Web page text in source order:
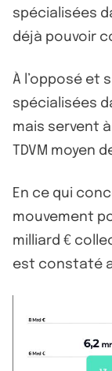
spécialisées
déjà pouvoir
À l’opposé et
spécialisées
mais servent
TDVM moyen
En ce qui
mouvement
milliard €
est constaté